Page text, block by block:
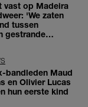
vast op Madeira
'We zaten
tussen
gestrande
bandleden Maud
en Olivier Lucas
hun eerste kind